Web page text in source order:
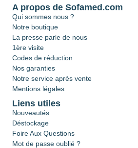
A propos de Sofamed.com
Qui sommes nous ?
Notre boutique
La presse parle de nous
1ère visite
Codes de réduction
Nos garanties
Notre service après vente
Mentions légales
Liens utiles
Nouveautés
Déstockage
Foire Aux Questions
Mot de passe oublié ?